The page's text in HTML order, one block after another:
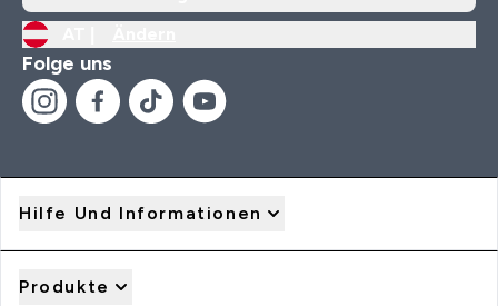
Folge uns
Hilfe Und Informationen
Produkte